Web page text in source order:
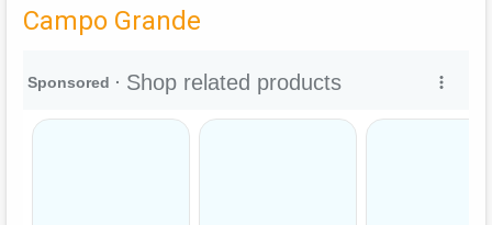
Campo Grande